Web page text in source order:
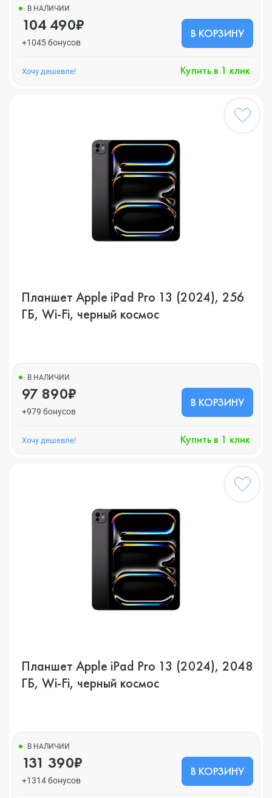
В НАЛИЧИИ
104 490₽
+1045 бонусов
В КОРЗИНУ
Хочу дешевле! Купить в 1 клик
Планшет Apple iPad Pro 13 (2024), 256
ГБ, Wi-Fi, черный космос
В НАЛИЧИИ
97 890₽
+979 бонусов
В КОРЗИНУ
Хочу дешевле! Купить в 1 клик
Планшет Apple iPad Pro 13 (2024), 2048
ГБ, Wi-Fi, черный космос
В НАЛИЧИИ
131 390₽
+1314 бонусов
В КОРЗИНУ